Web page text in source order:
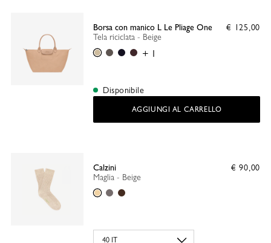
Borsa con manico L Le Pliage One
Tela riciclata - Beige
BeigeAntracite
NeroAmaranto
+ 1
€ 125,00
Disponibile
AGGIUNGI AL CARRELLO
Calzini
Maglia - Beige
BeigeGrigioMoka
€ 90,00